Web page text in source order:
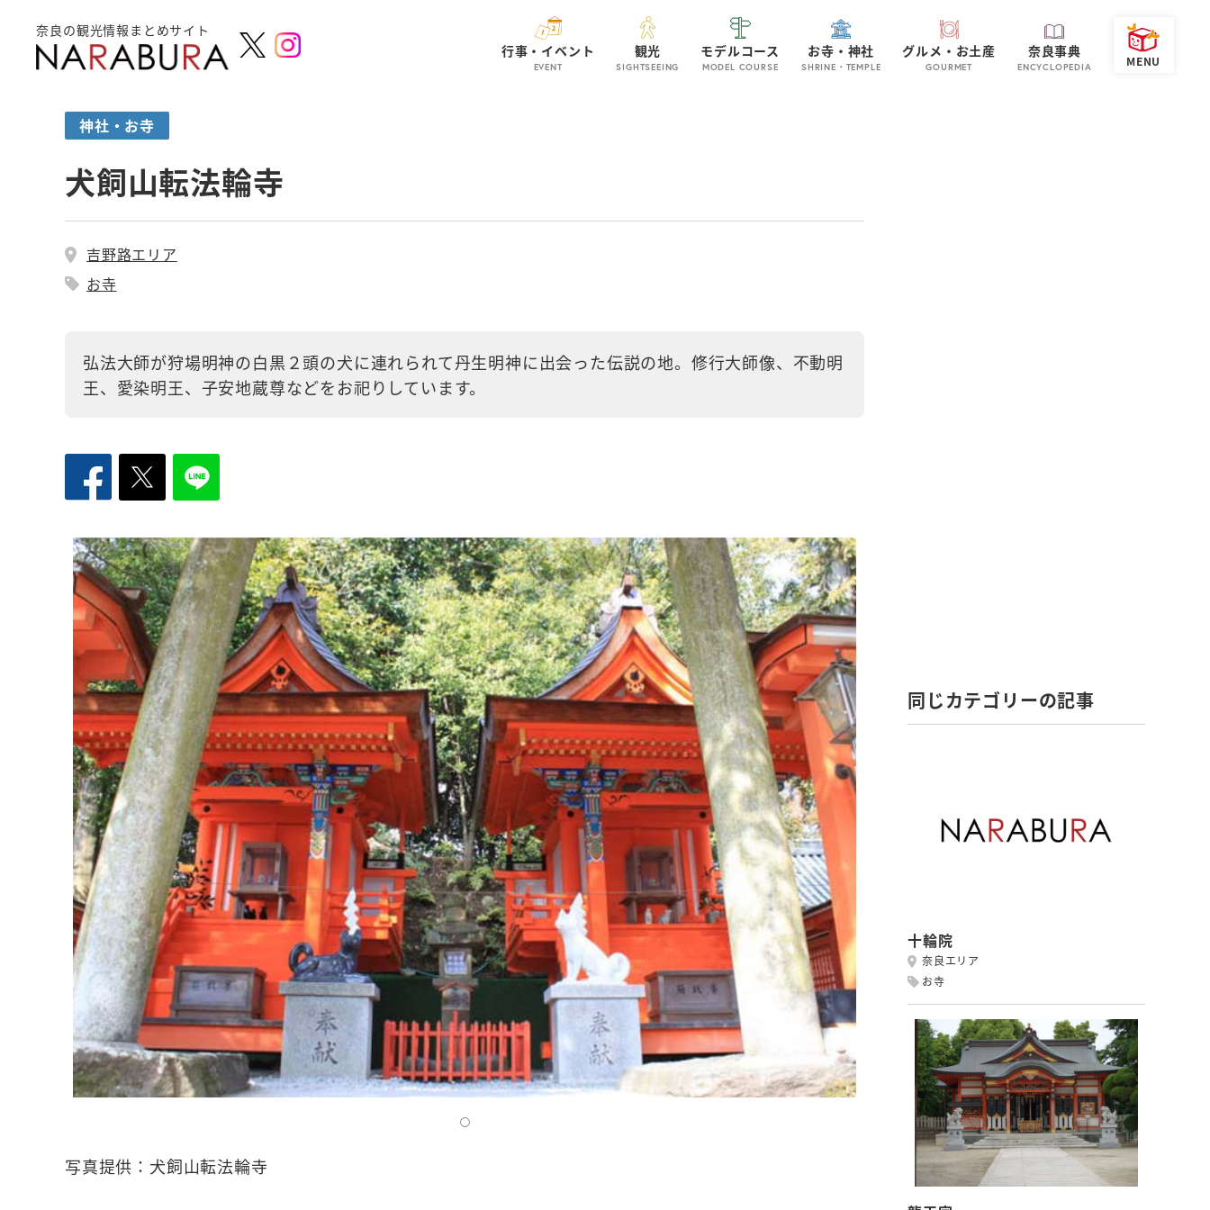
奈良の観光情報まとめサイト
行事・イベント
EVENT
観光
SIGHTSEEING
モデルコース
MODEL COURSE
お寺・神社
SHRINE・TEMPLE
グルメ・お土産
GOURMET
奈良事典
ENCYCLOPEDIA
神社・お寺
犬飼山転法輪寺
吉野路エリア
お寺
弘法大師が狩場明神の白黒２頭の犬に連れられて丹生明神に出会った伝説の地。修行大師像、不動明
王、愛染明王、子安地蔵尊などをお祀りしています。
写真提供：犬飼山転法輪寺
同じカテゴリーの記事
十輪院
奈良エリア
お寺